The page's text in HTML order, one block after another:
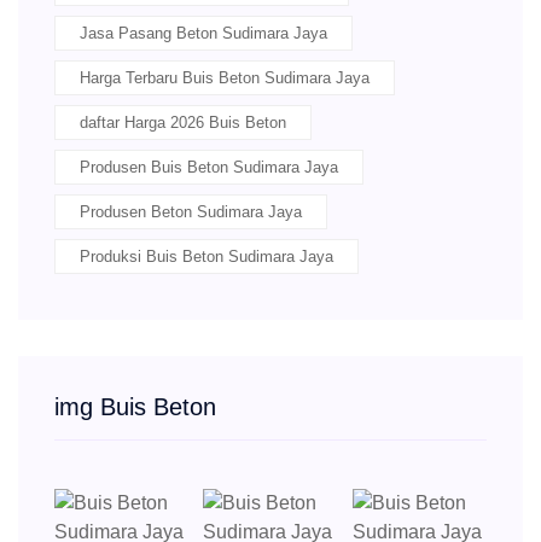
Jasa Pasang Beton Sudimara Jaya
Harga Terbaru Buis Beton Sudimara Jaya
daftar Harga 2026 Buis Beton
Produsen Buis Beton Sudimara Jaya
Produsen Beton Sudimara Jaya
Produksi Buis Beton Sudimara Jaya
img Buis Beton